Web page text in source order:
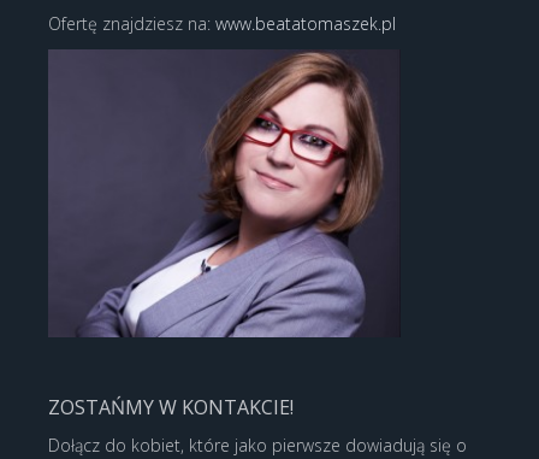
Ofertę znajdziesz na: www.beatatomaszek.pl
ZOSTAŃMY W KONTAKCIE!
Dołącz do kobiet, które jako pierwsze dowiadują się o